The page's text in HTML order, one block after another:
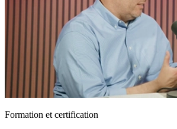
Formation et certification